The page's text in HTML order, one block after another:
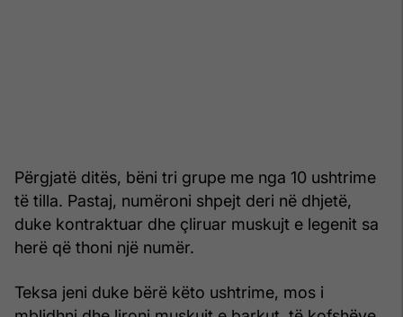
Përgjatë ditës, bëni tri grupe me nga 10 ushtrime
të tilla. Pastaj, numëroni shpejt deri në dhjetë,
duke kontraktuar dhe çliruar muskujt e legenit sa
herë që thoni një numër.
Teksa jeni duke bërë këto ushtrime, mos i